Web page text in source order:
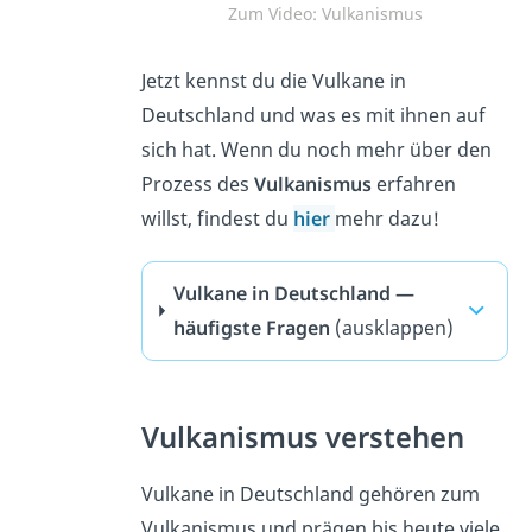
Zum Video: Vulkanismus
Jetzt kennst du die Vulkane in
Deutschland und was es mit ihnen auf
sich hat. Wenn du noch mehr über den
Prozess desVulkanismus erfahren
willst, findest du hier mehr dazu!
Vulkane in Deutschland —
häufigste Fragen (ausklappen)
Vulkanismus verstehen
Vulkane in Deutschland gehören zum